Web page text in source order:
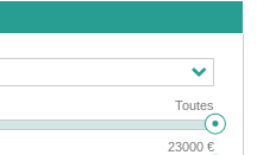
Toutes
23000 €